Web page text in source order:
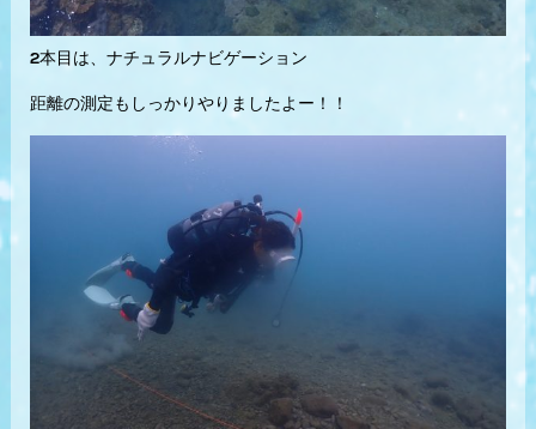
2本目は、ナチュラルナビゲーション
距離の測定もしっかりやりましたよー！！